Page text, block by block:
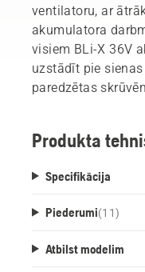
ventilatoru, ar
akumulatora
visiem BLi-X 36V
uzstādīt pie
paredzētas
Produkta
Specifikācija
Piederumi(11)
Atbilst modelim